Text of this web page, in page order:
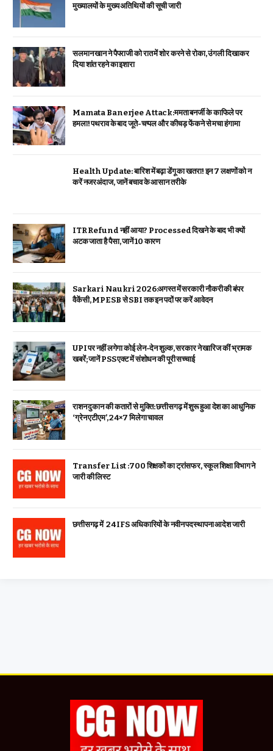
मुख्यालयों के मुख्य अतिथियों की सूची जारी
सलमान खान ने पैपराजी को रात में शोर करने से रोका, उंगली दिखाकर
दिया शांत रहने का इशारा
Mamata Banerjee Attack:ममता बनर्जी के काफिले पर
हमला! पथराव के बाद जूते-चप्पल और कीचड़ फेंकने से मचा हंगामा
Health Update: बारिश में बढ़ा डेंगू का खतरा! इन 7 लक्षणों को न
करें नजरअंदाज, जानें बचाव के आसान तरीके
ITR Refund नहीं आया? Processed दिखने के बाद भी क्यों
अटक जाता है पैसा, जानें 10 कारण
Sarkari Naukri 2026:अगस्त में सरकारी नौकरी की बंपर
वैकेंसी, MPESB से SBI तक इन पदों पर करें आवेदन
UPI पर नहीं लगेगा कोई लेन-देन शुल्क, सरकार ने खारिज कीं भ्रामक
खबरें; जानें PSS एक्ट में संशोधन की पूरी सच्चाई
राशन दुकान की कतारों से मुक्ति: छत्तीसगढ़ में शुरू हुआ देश का आधुनिक
‘ग्रेन एटीएम’, 24×7 मिलेगा चावल
Transfer List :700 शिक्षकों का ट्रांसफर, स्कूल शिक्षा विभाग ने
जारी की लिस्ट
छत्तीसगढ़ में 24 IFS अधिकारियों के नवीन पदस्थापना आदेश जारी